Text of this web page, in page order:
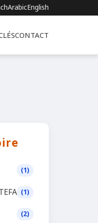
ArabicEnglish
CONTACT
(1)
(1)
(2)